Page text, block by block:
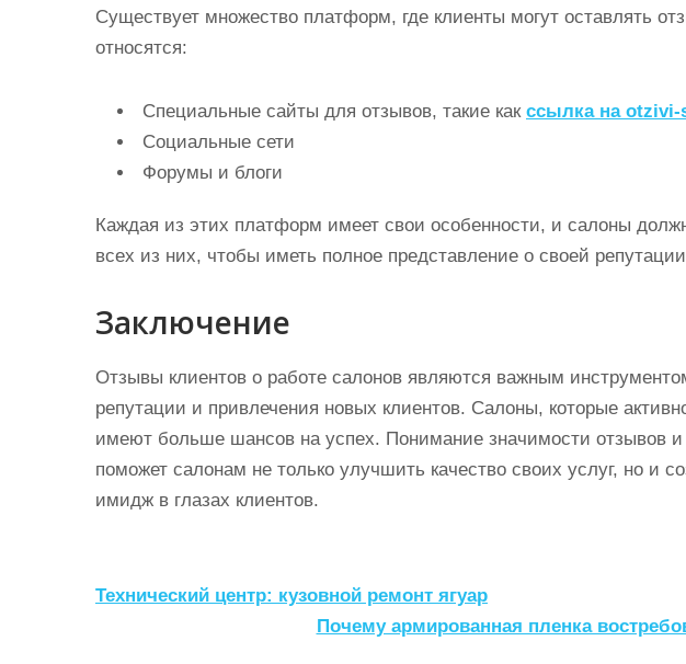
Существует множество платформ, где клиенты могут оставлять
относятся:
Специальные сайты для отзывов, такие как ссылка на otzivi-
Социальные сети
Форумы и блоги
Каждая из этих платформ имеет свои особенности, и салоны
всех из них, чтобы иметь полное представление о своей
Заключение
Отзывы клиентов о работе салонов являются важным
репутации и привлечения новых клиентов. Салоны, которые
имеют больше шансов на успех. Понимание значимости отзывов и
поможет салонам не только улучшить качество своих услуг, но и
имидж в глазах клиентов.
Н
Технический центр: кузовной ремонт ягуар
Почему армированная пленка